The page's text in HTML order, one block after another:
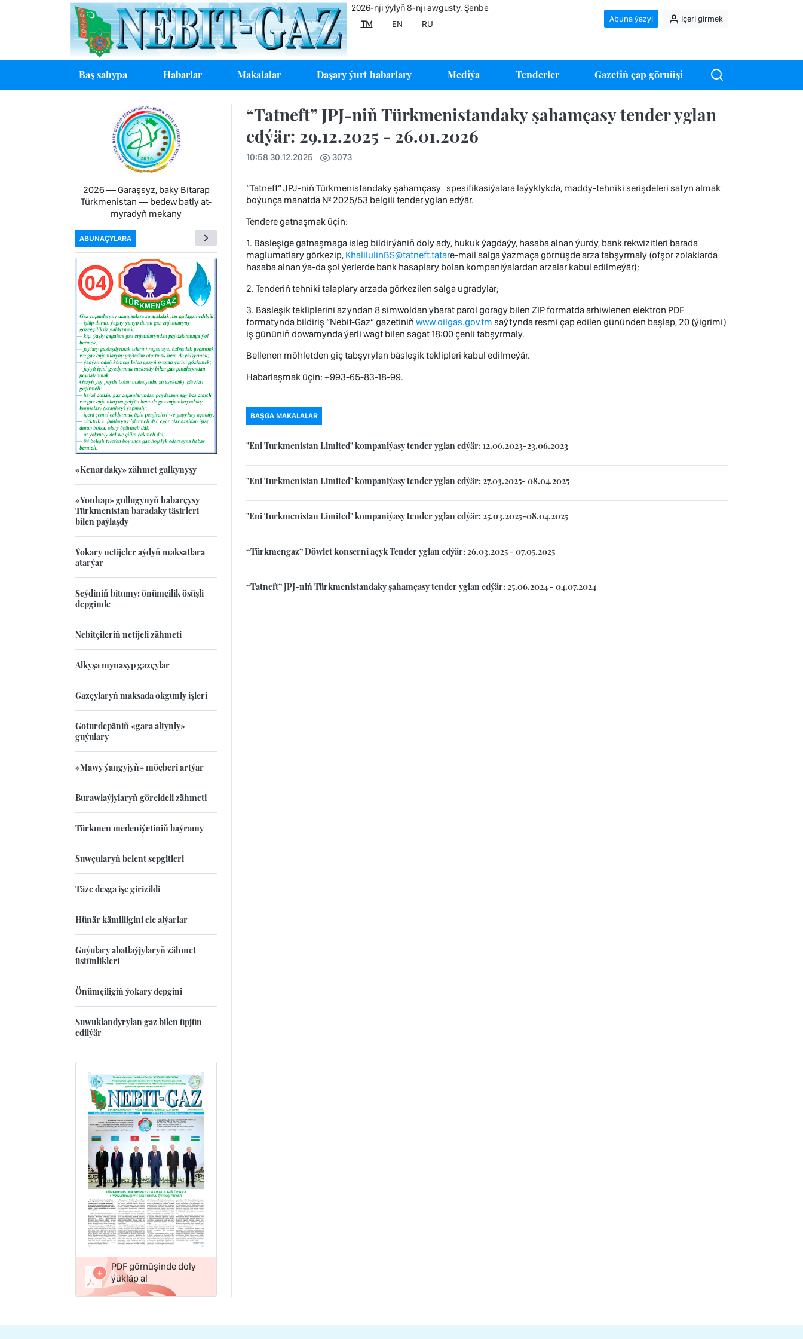
2026-nji ýylyň 8-nji awgusty. Şenbe
TM
EN RU
Abuna ýazyl Içeri girmek
Baş sahypa Habarlar Makalalar Daşary ýurt habarlary Mediýa Tenderler Gazetiň çap görnüşi
“Tatneft” JPJ-niň Türkmenistandaky şahamçasy tender yglan
edýär: 29.12.2025 - 26.01.2026
10:58 30.12.2025 3073
“Tatneft” JPJ-niň Türkmenistandaky şahamçasy spesifikasiýalara laýyklykda, maddy-tehniki serişdeleri satyn almak
boýunça manatda № 2025/53 belgili tender yglan edýär.
Tendere gatnaşmak üçin:
1. Bäsleşige gatnaşmaga isleg bildirýäniň doly ady, hukuk ýagdaýy, hasaba alnan ýurdy, bank rekwizitleri barada
maglumatlary görkezip, KhalilulinBS@tatneft.tatare-mail salga ýazmaça görnüşde arza tabşyrmaly (ofşor zolaklarda
hasaba alnan ýa-da şol ýerlerde bank hasaplary bolan kompaniýalardan arzalar kabul edilmeýär);
2. Tenderiň tehniki talaplary arzada görkezilen salga ugradylar;
3. Bäsleşik tekliplerini azyndan 8 simwoldan ybarat parol goragy bilen ZIP formatda arhiwlenen elektron PDF
formatynda bildiriş “Nebit-Gaz” gazetiniň www.oilgas.gov.tm saýtynda resmi çap edilen gününden başlap, 20 (ýigrimi)
iş gününiň dowamynda ýerli wagt bilen sagat 18:00 çenli tabşyrmaly.
Bellenen möhletden giç tabşyrylan bäsleşik teklipleri kabul edilmeýär.
Habarlaşmak üçin: +993-65-83-18-99.
BAŞGA MAKALALAR
"Eni Turkmenistan Limited" kompaniýasy tender yglan edýär: 12.06.2023-23.06.2023
"Eni Turkmenistan Limited" kompaniýasy tender yglan edýär: 27.03.2025- 08.04.2025
"Eni Turkmenistan Limited" kompaniýasy tender yglan edýär: 25.03.2025-08.04.2025
“Türkmengaz” Döwlet konserni açyk Tender yglan edýär: 26.03.2025 - 07.05.2025
“Tatneft” JPJ-niň Türkmenistandaky şahamçasy tender yglan edýär: 25.06.2024 - 04.07.2024
2026 — Garaşsyz, baky Bitarap
Türkmenistan — bedew batly at-
myradyň mekany
ABUNAÇYLARA
«Kenardaky» zähmet galkynyşy
«Yonhap» gullugynyň habarçysy
Türkmenistan baradaky täsirleri
bilen paýlaşdy
Ýokary netijeler aýdyň maksatlara
atarýar
Seýdiniň bitumy: önümçilik ösüşli
depginde
Nebitçileriň netijeli zähmeti
Alkyşa mynasyp gazçylar
Gazçylaryň maksada okgunly işleri
Goturdepäniň «gara altynly»
guýulary
«Mawy ýangyjyň» möçberi artýar
Burawlaýjylaryň göreldeli zähmeti
Türkmen medeniýetiniň baýramy
Suwçularyň belent sepgitleri
Täze desga işe girizildi
Hünär kämilligini ele alýarlar
Guýulary abatlaýjylaryň zähmet
üstünlikleri
Önümçiligiň ýokary depgini
Suwuklandyrylan gaz bilen üpjün
edilýär
PDF görnüşinde doly
ýükläp al